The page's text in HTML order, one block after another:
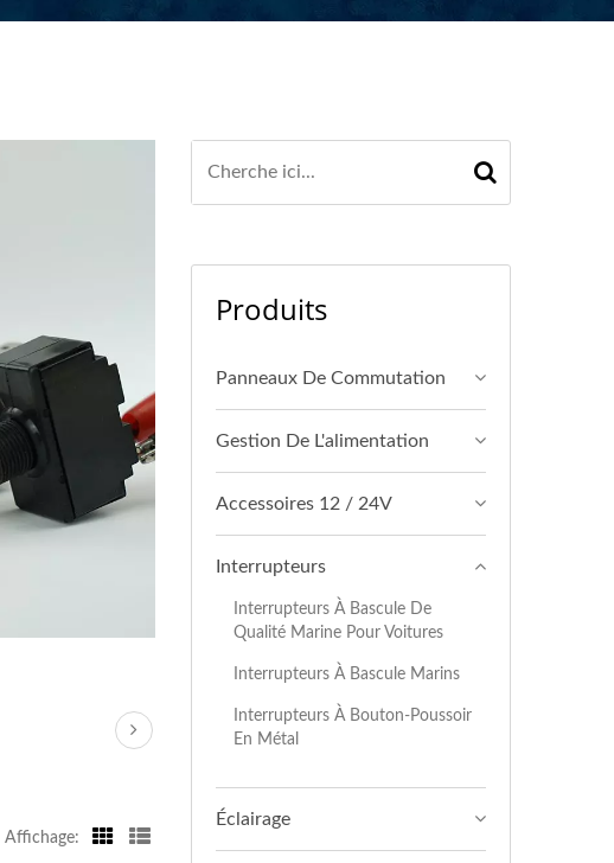
Affichage:
Produits
Panneaux De Commutation
Gestion De L'alimentation
Accessoires 12 / 24V
Interrupteurs
Interrupteurs À Bascule De
Qualité Marine Pour Voitures
Interrupteurs À Bascule Marins
Interrupteurs À Bouton-Poussoir
En Métal
Éclairage